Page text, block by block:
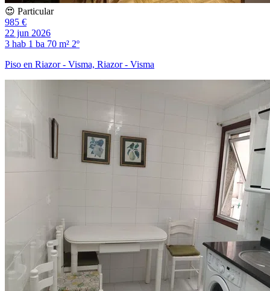
😍 Particular
985 €
22 jun 2026
3 hab 1 ba 70 m² 2º
Piso en Riazor - Visma, Riazor - Visma